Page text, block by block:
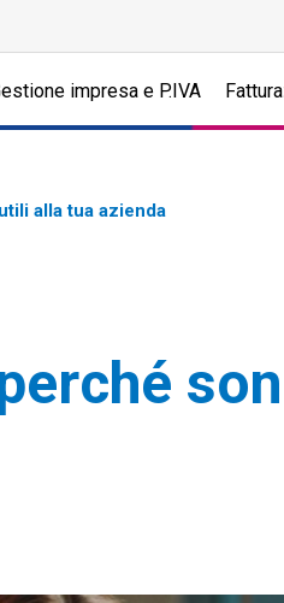
impresa e P.IVA
alla tua azienda